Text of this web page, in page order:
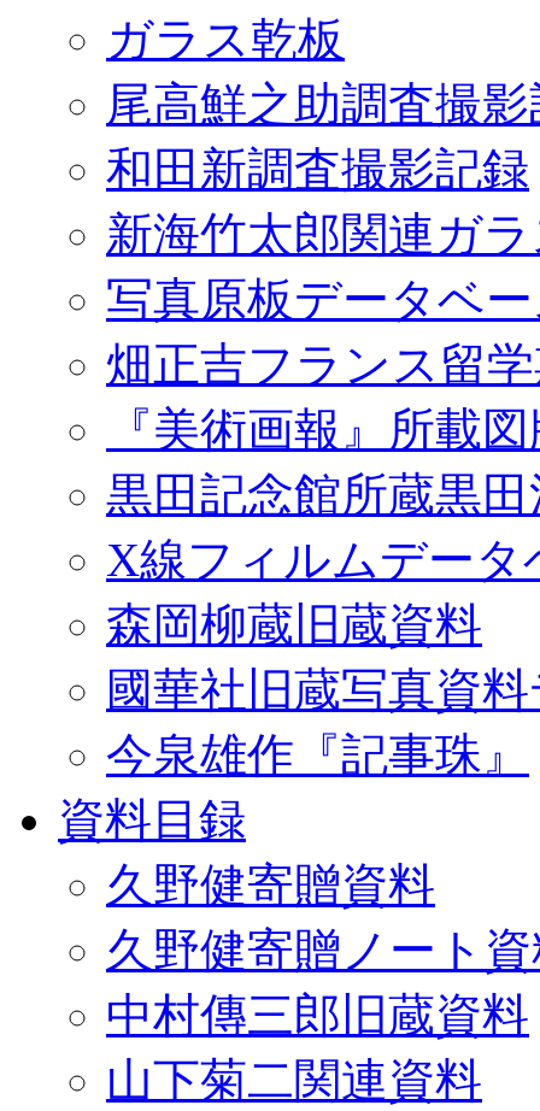
ガラス乾板
尾高鮮之助調査撮
和田新調査撮影記録
新海竹太郎関連ガ
写真原板データベ
畑正吉フランス留
『美術画報』所載
黒田記念館所蔵黒
X線フィルムデータ
森岡柳蔵旧蔵資料
國華社旧蔵写真資
今泉雄作『記事珠』
資料目録
久野健寄贈資料
久野健寄贈ノート
中村傳三郎旧蔵資料
山下菊二関連資料